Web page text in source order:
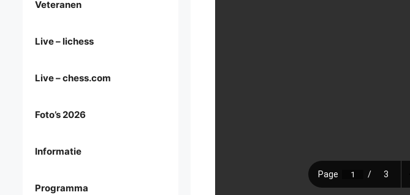
Veteranen
Live – lichess
Live – chess.com
Foto’s 2026
Informatie
Programma